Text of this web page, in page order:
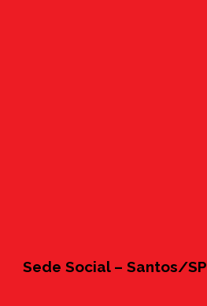
Sede Social – Santos/SP